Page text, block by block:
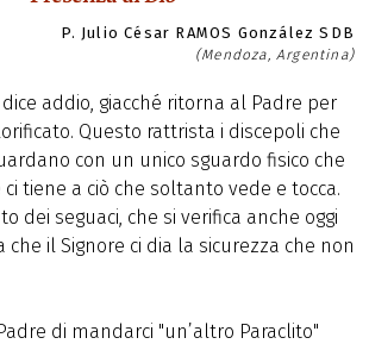
P. Julio César RAMOS González SDB
(Mendoza, Argentina)
dice addio, giacché ritorna al Padre per
Questo rattrista i discepoli che
con un unico sguardo fisico che
ci tiene a ciò che soltanto vede e tocca.
dei seguaci, che si verifica anche oggi
che il Signore ci dia la sicurezza che non
di mandarci "un’altro Paraclito"